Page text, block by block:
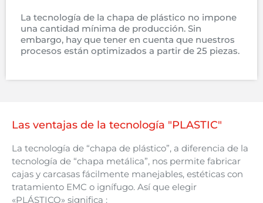
La tecnología de la chapa de plástico no impone
una cantidad mínima de producción. Sin
embargo, hay que tener en cuenta que nuestros
procesos están optimizados a partir de 25 piezas.
Las ventajas de la tecnología "PLASTIC"
La tecnología de “chapa de plástico”, a diferencia de la
tecnología de “chapa metálica”, nos permite fabricar
cajas y carcasas fácilmente manejables, estéticas con
tratamiento EMC o ignífugo. Así que elegir
«PLÁSTICO» significa :